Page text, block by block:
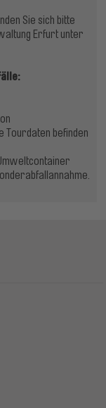
Sie sich bitte
Erfurt unter
Tourdaten befinden